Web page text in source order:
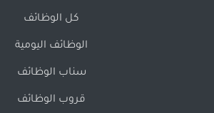
كل الوظائف
الوظائف اليومية
سناب الوظائف
قروب الوظائف